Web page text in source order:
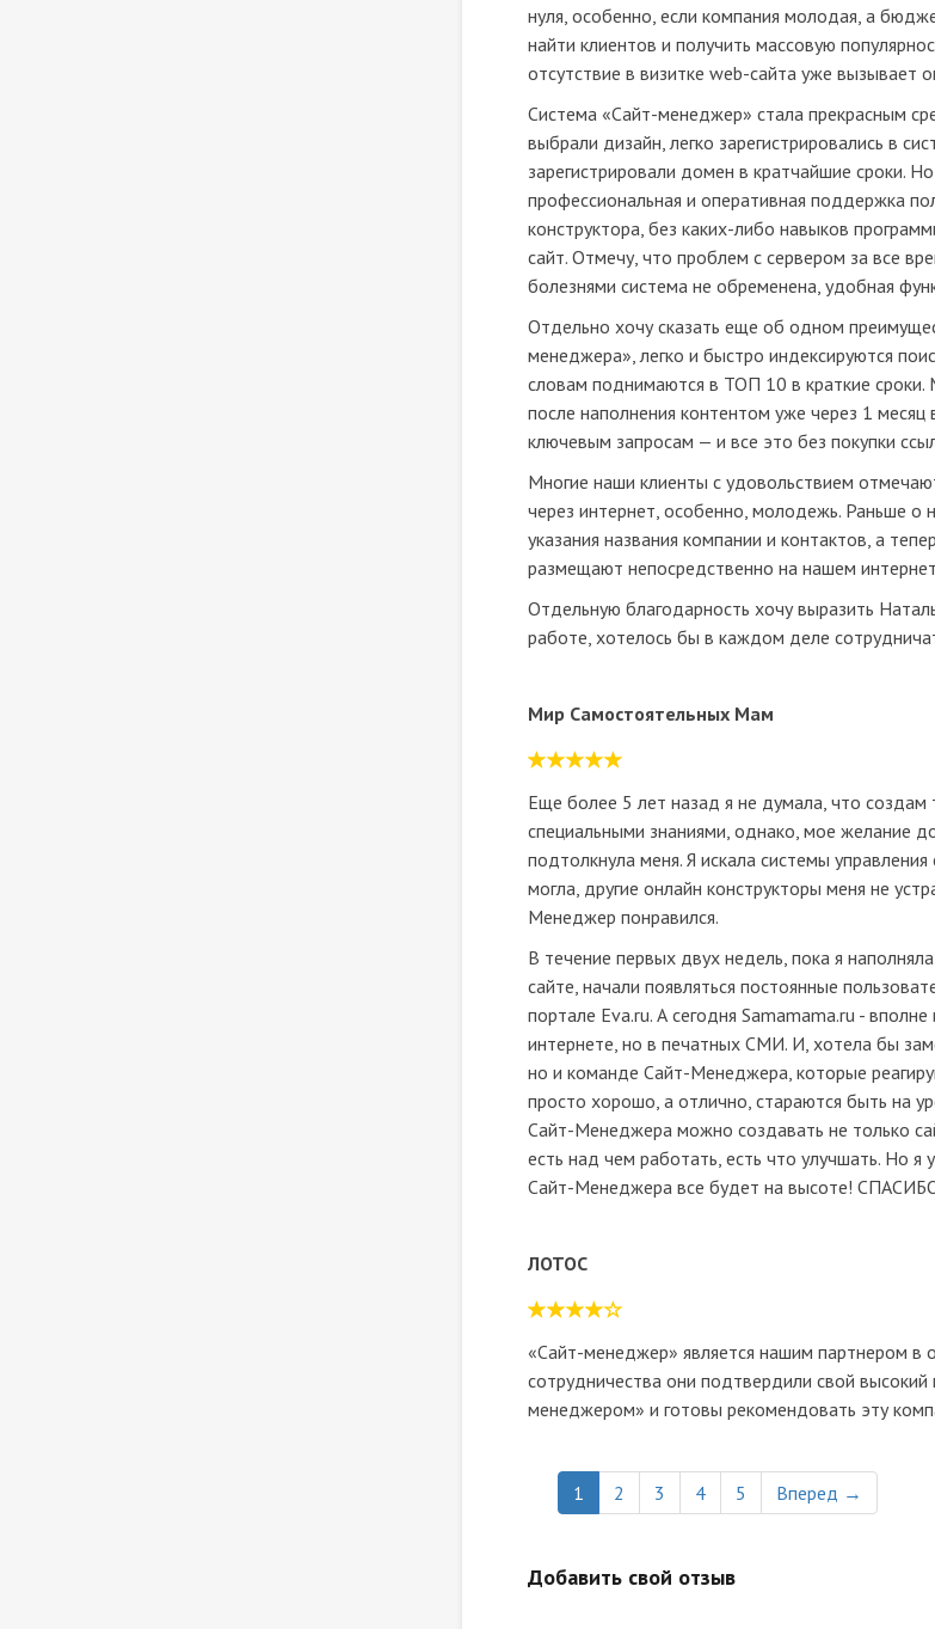
нуля, особенно, если компания молодая, а
найти клиентов и получить массовую
отсутствие в визитке web-сайта уже вызывает
Система «Сайт-менеджер» стала прекрасным
выбрали дизайн, легко зарегистрировались в
зарегистрировали домен в кратчайшие сроки.
профессиональная и оперативная поддержка
конструктора, без каких-либо навыков
сайт. Отмечу, что проблем с сервером за все
болезнями система не обременена, удобная
Отдельно хочу сказать еще об одном
менеджера», легко и быстро индексируются
словам поднимаются в ТОП 10 в краткие
после наполнения контентом уже через 1
ключевым запросам — и все это без покупки
Многие наши клиенты с удовольствием
через интернет, особенно, молодежь. Раньше
указания названия компании и контактов, а
размещают непосредственно на нашем
Отдельную благодарность хочу выразить
работе, хотелось бы в каждом деле
Мир Самостоятельных Мам
Еще более 5 лет назад я не думала, что
специальными знаниями, однако, мое желание
подтолкнула меня. Я искала системы
могла, другие онлайн конструкторы меня не
Менеджер понравился.
В течение первых двух недель, пока я
сайте, начали появляться постоянные
портале Eva.ru. А сегодня Samamama.ru -
интернете, но в печатных СМИ. И, хотела бы
но и команде Сайт-Менеджера, которые
просто хорошо, а отлично, стараются быть на
Сайт-Менеджера можно создавать не только
есть над чем работать, есть что улучшать. Но
Сайт-Менеджера все будет на высоте!
ЛОТОС
«Сайт-менеджер» является нашим партнером в
сотрудничества они подтвердили свой
менеджером» и готовы рекомендовать эту
1 2 3 4 5 Вперед →
Добавить свой отзыв